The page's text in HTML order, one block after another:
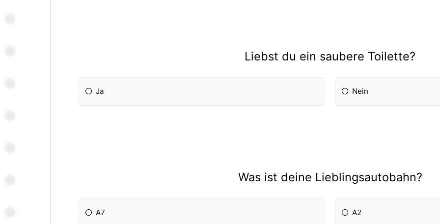
Liebst du ein saubere Toilette?
Ja Nein
Was ist deine Lieblingsautobahn?
A7 A2